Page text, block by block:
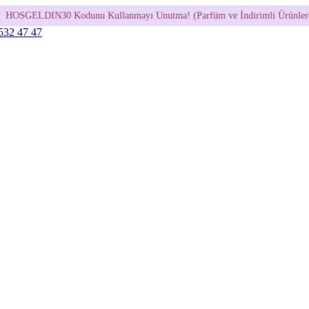
Kullanmayı Unutma! (Parfüm ve İndirimli Ürünlerde Geçerli Değildir.)
47 47